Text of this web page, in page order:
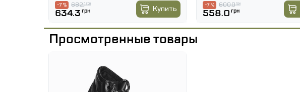
682.1грн
-7 %
634.3 грн Купить 600.0грн
-7 %
558.0 грн
Просмотренные товары